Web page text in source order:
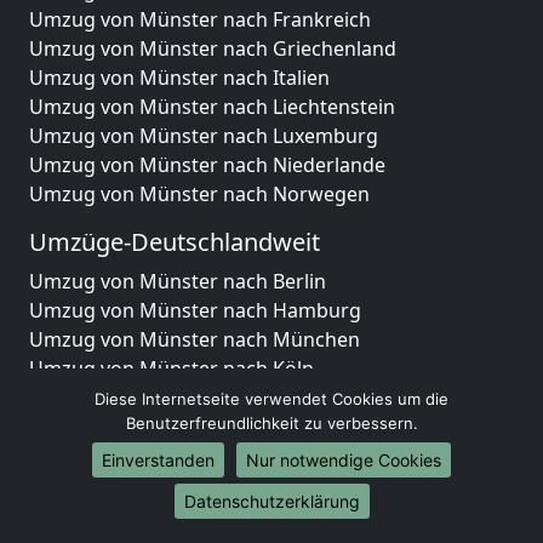
Umzug von Münster nach Frankreich
Umzug von Münster nach Griechenland
Umzug von Münster nach Italien
Umzug von Münster nach Liechtenstein
Umzug von Münster nach Luxemburg
Umzug von Münster nach Niederlande
Umzug von Münster nach Norwegen
Umzüge-Deutschlandweit
Umzug von Münster nach Berlin
Umzug von Münster nach Hamburg
Umzug von Münster nach München
Umzug von Münster nach Köln
Umzug von Münster nach Frankfurt am Main
Umzug von Münster nach Stuttgart
Umzug von Münster nach Düsseldorf
Umzug von Münster nach Leipzig
Umzug von Münster nach Dortmund
Diese Internetseite verwendet Cookies um die
Benutzerfreundlichkeit zu verbessern.
Einverstanden
Nur notwendige Cookies
Datenschutzerklärung